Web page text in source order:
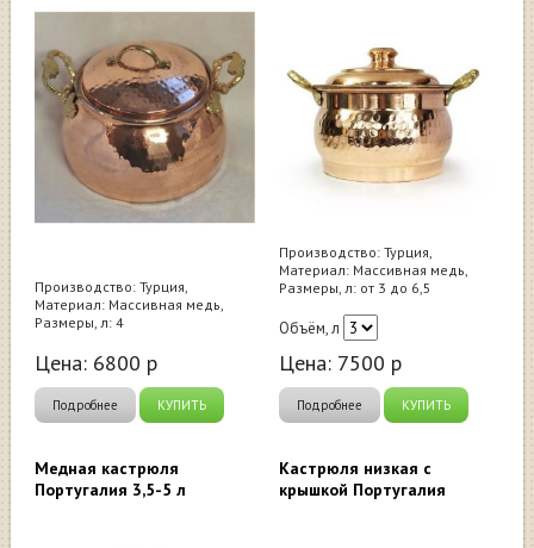
Производство: Турция,
Материал: Массивная медь,
Размеры, л: 4
Цена: 6800 р
Подробнее КУПИТЬ
Производство: Турция,
Материал: Массивная медь,
Размеры, л: от 3 до 6,5
Объём, л
Цена: 7500 р
Подробнее КУПИТЬ
Медная кастрюля
Португалия 3,5-5 л
Кастрюля низкая с
крышкой Португалия